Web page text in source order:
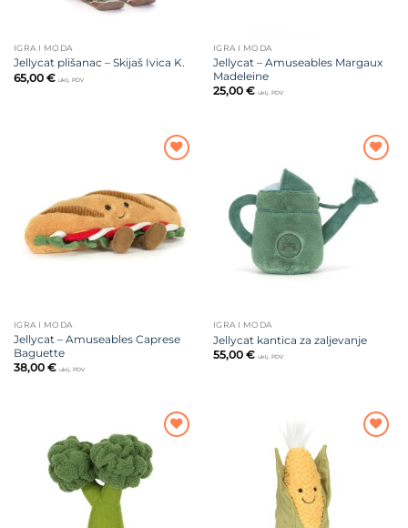
IGRA I MODA
Jellycat plišanac – Skijaš Ivica K.
65,00 € uklj. PDV
IGRA I MODA
Jellycat – Amuseables Margaux
Madeleine
25,00 € uklj. PDV
želja
IGRA I MODA
Jellycat – Amuseables Caprese
Baguette
38,00 € uklj. PDV
na listu
želja
IGRA I MODA
Jellycat kantica za zaljevanje
55,00 € uklj. PDV
Dodajte
na listu